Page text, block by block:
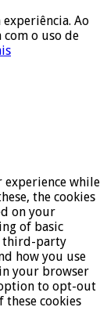
Ao
com o uso de
experience while
the cookies
on your
of basic
third-party
how you use
your browser
to opt-out
these cookies